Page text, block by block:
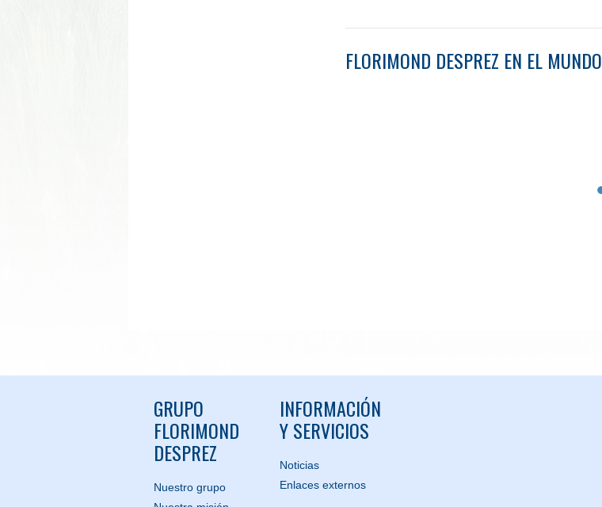
FLORIMOND DESPREZ EN EL MUNDO
GRUPO
FLORIMOND
DESPREZ
Nuestro grupo
INFORMACIÓN
Y SERVICIOS
Noticias
Enlaces externos